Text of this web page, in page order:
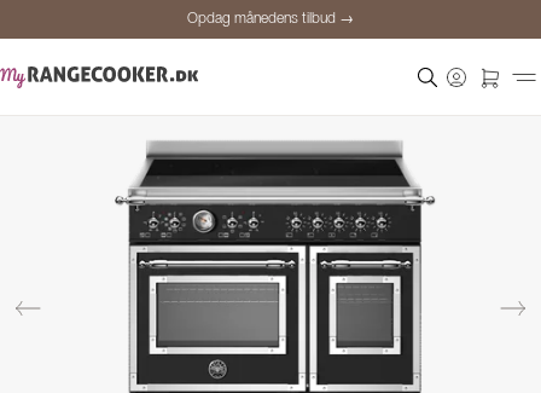
Opdag månedens tilbud →
Personlig rådgivning
Opdag månedens tilbud →